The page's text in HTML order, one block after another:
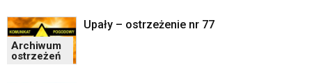
Archiwum
ostrzeżeń
Upały – ostrzeżenie nr 77